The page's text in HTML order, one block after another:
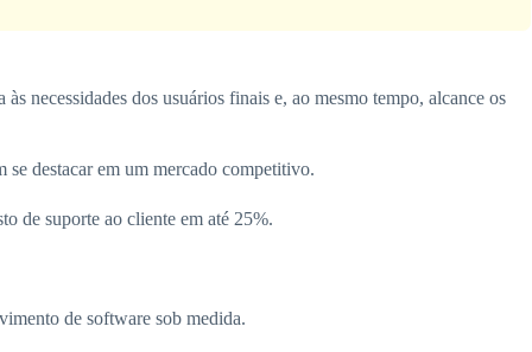
necessidades dos usuários finais e, ao mesmo tempo, alcance os
se destacar em um mercado competitivo.
de suporte ao cliente em até 25%.
de software sob medida.